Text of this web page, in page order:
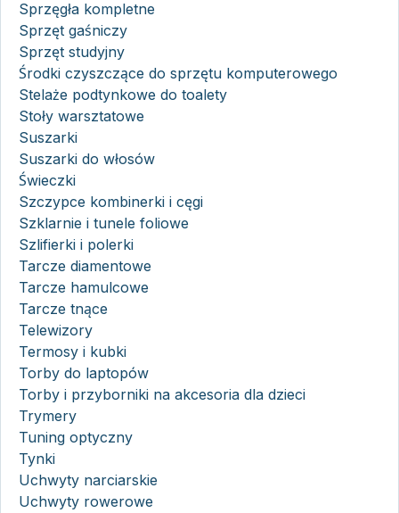
Sprzęgła kompletne
Sprzęt gaśniczy
Sprzęt studyjny
Środki czyszczące do sprzętu komputerowego
Stelaże podtynkowe do toalety
Stoły warsztatowe
Suszarki
Suszarki do włosów
Świeczki
Szczypce kombinerki i cęgi
Szklarnie i tunele foliowe
Szlifierki i polerki
Tarcze diamentowe
Tarcze hamulcowe
Tarcze tnące
Telewizory
Termosy i kubki
Torby do laptopów
Torby i przyborniki na akcesoria dla dzieci
Trymery
Tuning optyczny
Tynki
Uchwyty narciarskie
Uchwyty rowerowe